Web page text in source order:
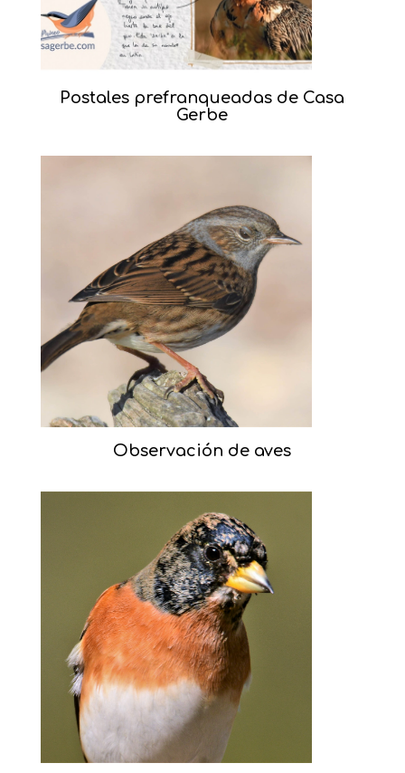
Postales prefranqueadas de Casa
Gerbe
Observación de aves